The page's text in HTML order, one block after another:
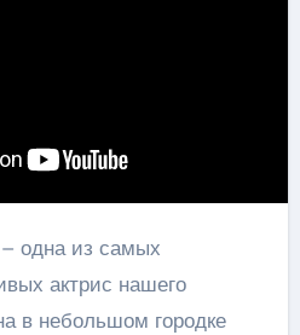
одна из самых
актрис нашего
в небольшом городке